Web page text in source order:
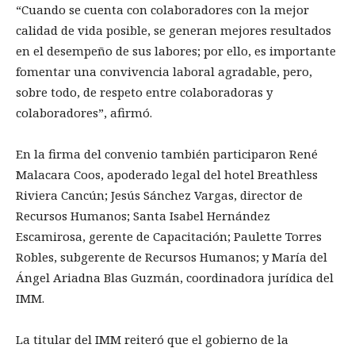
“Cuando se cuenta con colaboradores con la mejor
calidad de vida posible, se generan mejores resultados
en el desempeño de sus labores; por ello, es importante
fomentar una convivencia laboral agradable, pero,
sobre todo, de respeto entre colaboradoras y
colaboradores”, afirmó.
En la firma del convenio también participaron René
Malacara Coos, apoderado legal del hotel Breathless
Riviera Cancún; Jesús Sánchez Vargas, director de
Recursos Humanos; Santa Isabel Hernández
Escamirosa, gerente de Capacitación; Paulette Torres
Robles, subgerente de Recursos Humanos; y María del
Ángel Ariadna Blas Guzmán, coordinadora jurídica del
IMM.
La titular del IMM reiteró que el gobierno de la